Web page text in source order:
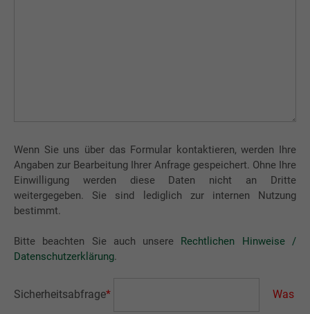
Wenn Sie uns über das Formular kontaktieren, werden Ihre
Angaben zur Bearbeitung Ihrer Anfrage gespeichert. Ohne Ihre
Einwilligung werden diese Daten nicht an Dritte
weitergegeben. Sie sind lediglich zur internen Nutzung
bestimmt.
Bitte beachten Sie auch unsere Rechtlichen Hinweise /
Datenschutzerklärung.
Sicherheitsabfrage* Was